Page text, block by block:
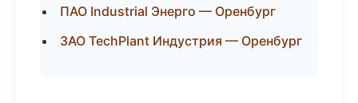
ПАО Industrial Энерго — Оренбург
ЗАО TechPlant Индустрия — Оренбург